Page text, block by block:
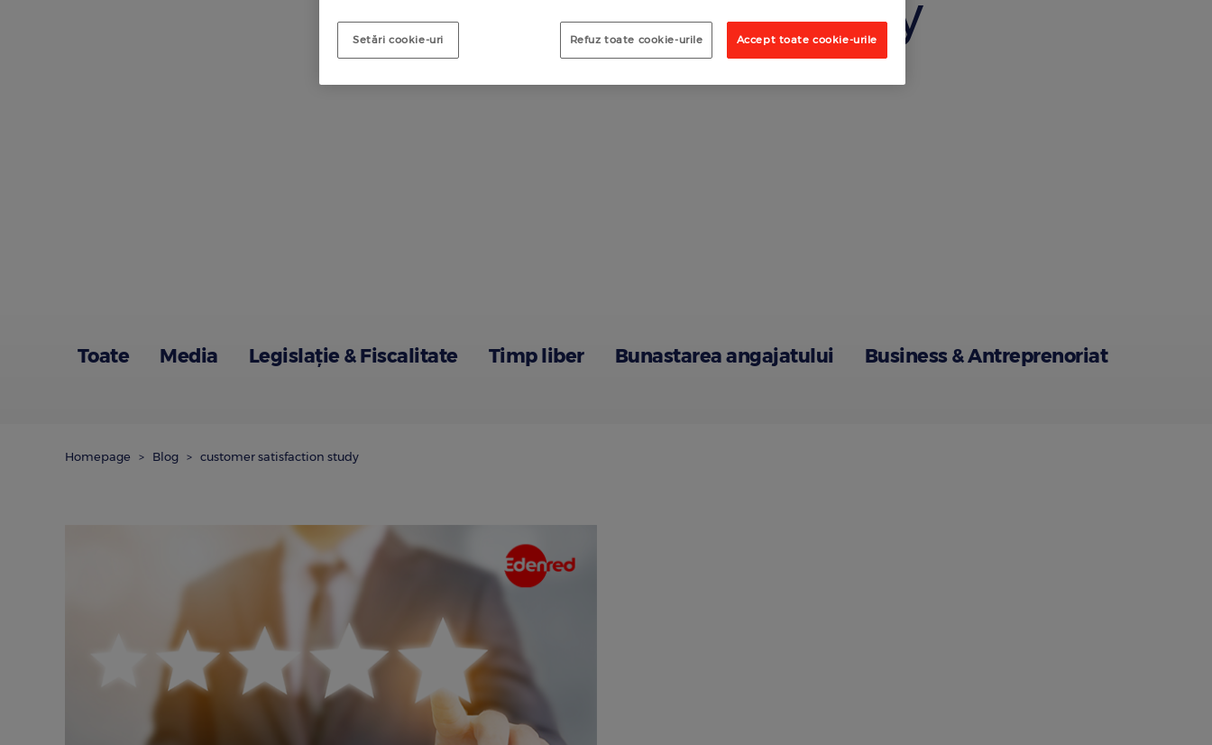
study
Toate Media Legislație & Fiscalitate Timp liber Bunastarea angajatului Business & Antreprenoriat
Homepage Blog customer satisfaction study
Setări cookie-uri Refuz toate cookie-urile Accept toate cookie-urile